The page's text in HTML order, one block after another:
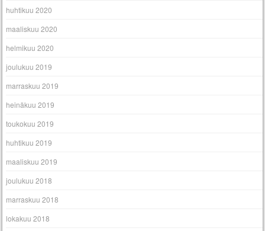
huhtikuu 2020
maaliskuu 2020
helmikuu 2020
joulukuu 2019
marraskuu 2019
heinäkuu 2019
toukokuu 2019
huhtikuu 2019
maaliskuu 2019
joulukuu 2018
marraskuu 2018
lokakuu 2018